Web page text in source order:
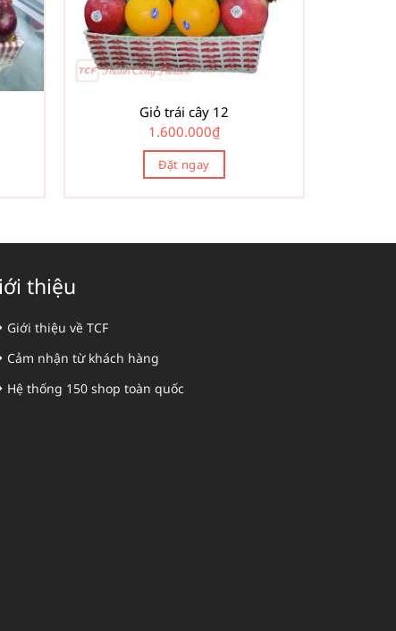
Giỏ trái cây 12
1.600.000₫
Đặt ngay
thiệu
Giới thiệu về TCF
Cảm nhận từ khách hàng
Hệ thống 150 shop toàn quốc